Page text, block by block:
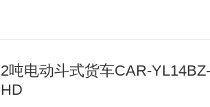
2吨电动斗式货车CAR-YL14BZ-
HD